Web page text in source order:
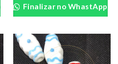
Finalizar no WhastApp